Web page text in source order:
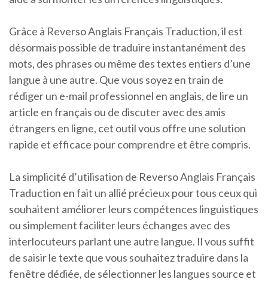
Grâce à Reverso Anglais Français Traduction, il est
désormais possible de traduire instantanément des
mots, des phrases ou même des textes entiers d’une
langue à une autre. Que vous soyez en train de
rédiger un e-mail professionnel en anglais, de lire un
article en français ou de discuter avec des amis
étrangers en ligne, cet outil vous offre une solution
rapide et efficace pour comprendre et être compris.
La simplicité d’utilisation de Reverso Anglais Français
Traduction en fait un allié précieux pour tous ceux qui
souhaitent améliorer leurs compétences linguistiques
ou simplement faciliter leurs échanges avec des
interlocuteurs parlant une autre langue. Il vous suffit
de saisir le texte que vous souhaitez traduire dans la
fenêtre dédiée, de sélectionner les langues source et